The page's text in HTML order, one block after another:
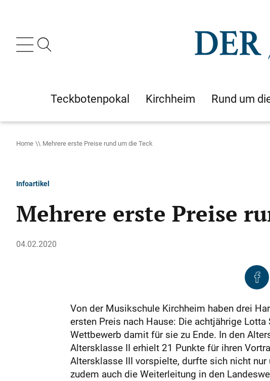
Teckbotenpokal Kirchheim Rund um
Home Mehrere erste Preise rund um die Teck
Infoartikel
Mehrere erste Preise
04.02.2020
Von der Musikschule Kirchheim haben drei
ersten Preis nach Hause: Die achtjährige
Wettbewerb damit für sie zu Ende. In den
Altersklasse II erhielt 21 Punkte für ihren
Altersklasse III vorspielte, durfte sich nicht
zudem auch die Weiterleitung in den